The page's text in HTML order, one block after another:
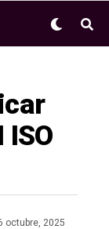
octubre, 2025